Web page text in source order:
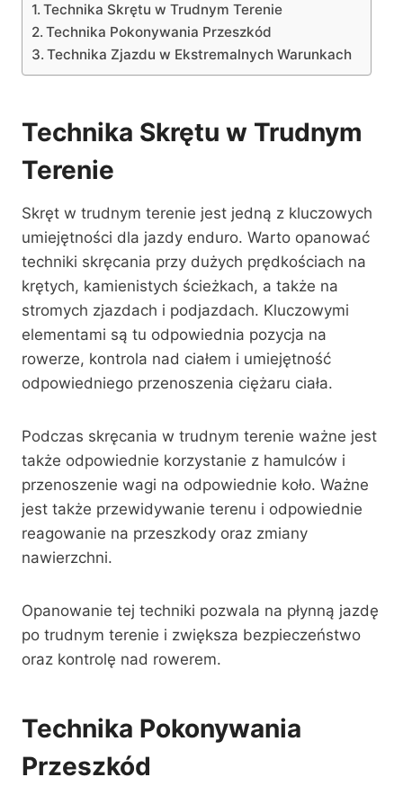
Technika Skrętu w Trudnym Terenie
Technika Pokonywania Przeszkód
Technika Zjazdu w Ekstremalnych Warunkach
Technika Skrętu w Trudnym
Terenie
Skręt w trudnym terenie jest jedną z kluczowych
umiejętności dla jazdy enduro. Warto opanować
techniki skręcania przy dużych prędkościach na
krętych, kamienistych ścieżkach, a także na
stromych zjazdach i podjazdach. Kluczowymi
elementami są tu odpowiednia pozycja na
rowerze, kontrola nad ciałem i umiejętność
odpowiedniego przenoszenia ciężaru ciała.
Podczas skręcania w trudnym terenie ważne jest
także odpowiednie korzystanie z hamulców i
przenoszenie wagi na odpowiednie koło. Ważne
jest także przewidywanie terenu i odpowiednie
reagowanie na przeszkody oraz zmiany
nawierzchni.
Opanowanie tej techniki pozwala na płynną jazdę
po trudnym terenie i zwiększa bezpieczeństwo
oraz kontrolę nad rowerem.
Technika Pokonywania
Przeszkód